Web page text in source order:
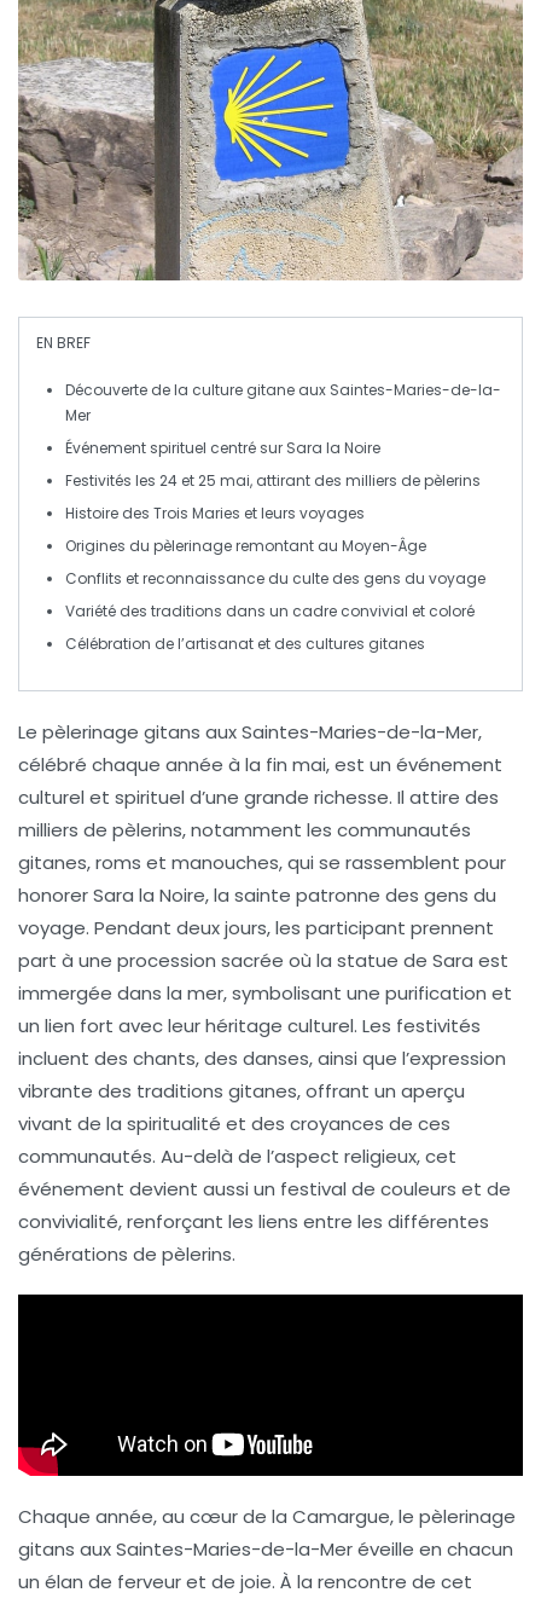
EN BREF
Découverte de la culture gitane aux Saintes-Maries-de-la-
Mer
Événement spirituel centré sur Sara la Noire
Festivités les 24 et 25 mai, attirant des milliers de pèlerins
Histoire des Trois Maries et leurs voyages
Origines du pèlerinage remontant au Moyen-Âge
Conflits et reconnaissance du culte des gens du voyage
Variété des traditions dans un cadre convivial et coloré
Célébration de l’artisanat et des cultures gitanes
Le pèlerinage gitans aux Saintes-Maries-de-la-Mer,
célébré chaque année à la fin mai, est un événement
culturel et spirituel d’une grande richesse. Il attire des
milliers de pèlerins, notamment les communautés
gitanes, roms et manouches, qui se rassemblent pour
honorerSara la Noire, la sainte patronne des gens du
voyage. Pendant deux jours, les participant prennent
part à une procession sacrée où la statue de Sara est
immergée dans la mer, symbolisant une purification et
un lien fort avec leur héritage culturel. Les festivités
incluent des chants, des danses, ainsi que l’expression
vibrante des traditions gitanes, offrant un aperçu
vivant de la spiritualité et des croyances de ces
communautés. Au-delà de l’aspect religieux, cet
événement devient aussi un festival de couleurs et de
convivialité, renforçant les liens entre les différentes
générations de pèlerins.
Chaque année, au cœur de la Camargue, le pèlerinage
gitans auxSaintes-Maries-de-la-Meréveille en chacun
un élan de ferveur et de joie. À la rencontre de cet